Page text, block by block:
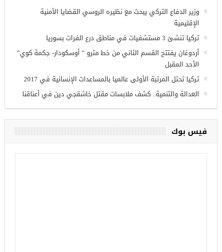
وزير الدفاع التركي يبحث مع نظيره الروسي القضايا الأمنية
الإقليمية
تركيا تنشئ 3 مستشفيات في مناطق درع الفرات بسوريا
أردوغان يفتتح القسم الثاني من خط مترو ” أوسكودار- جكمة كوي”
الأحد المقبل
تركيا تحتل المرتبة الأولى عالميا بالمساعدات الإنسانية في 2017
العدالة والتنمية.. كشف ملابسات مقتل خاشقجي دين في أعناقنا
فيس بوك